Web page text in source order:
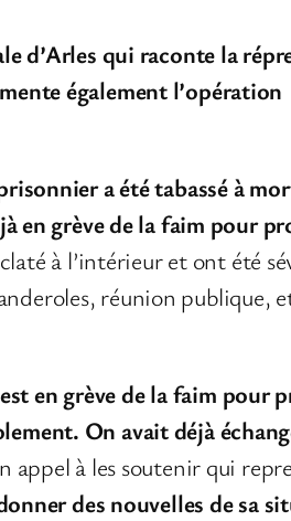
d’Arles qui raconte la
également l’opération
a été tabassé à
en grève de la faim pour
à l’intérieur et ont été
réunion publique,
en grève de la faim pour
On avait déjà
appel à les soutenir qui
des nouvelles de sa